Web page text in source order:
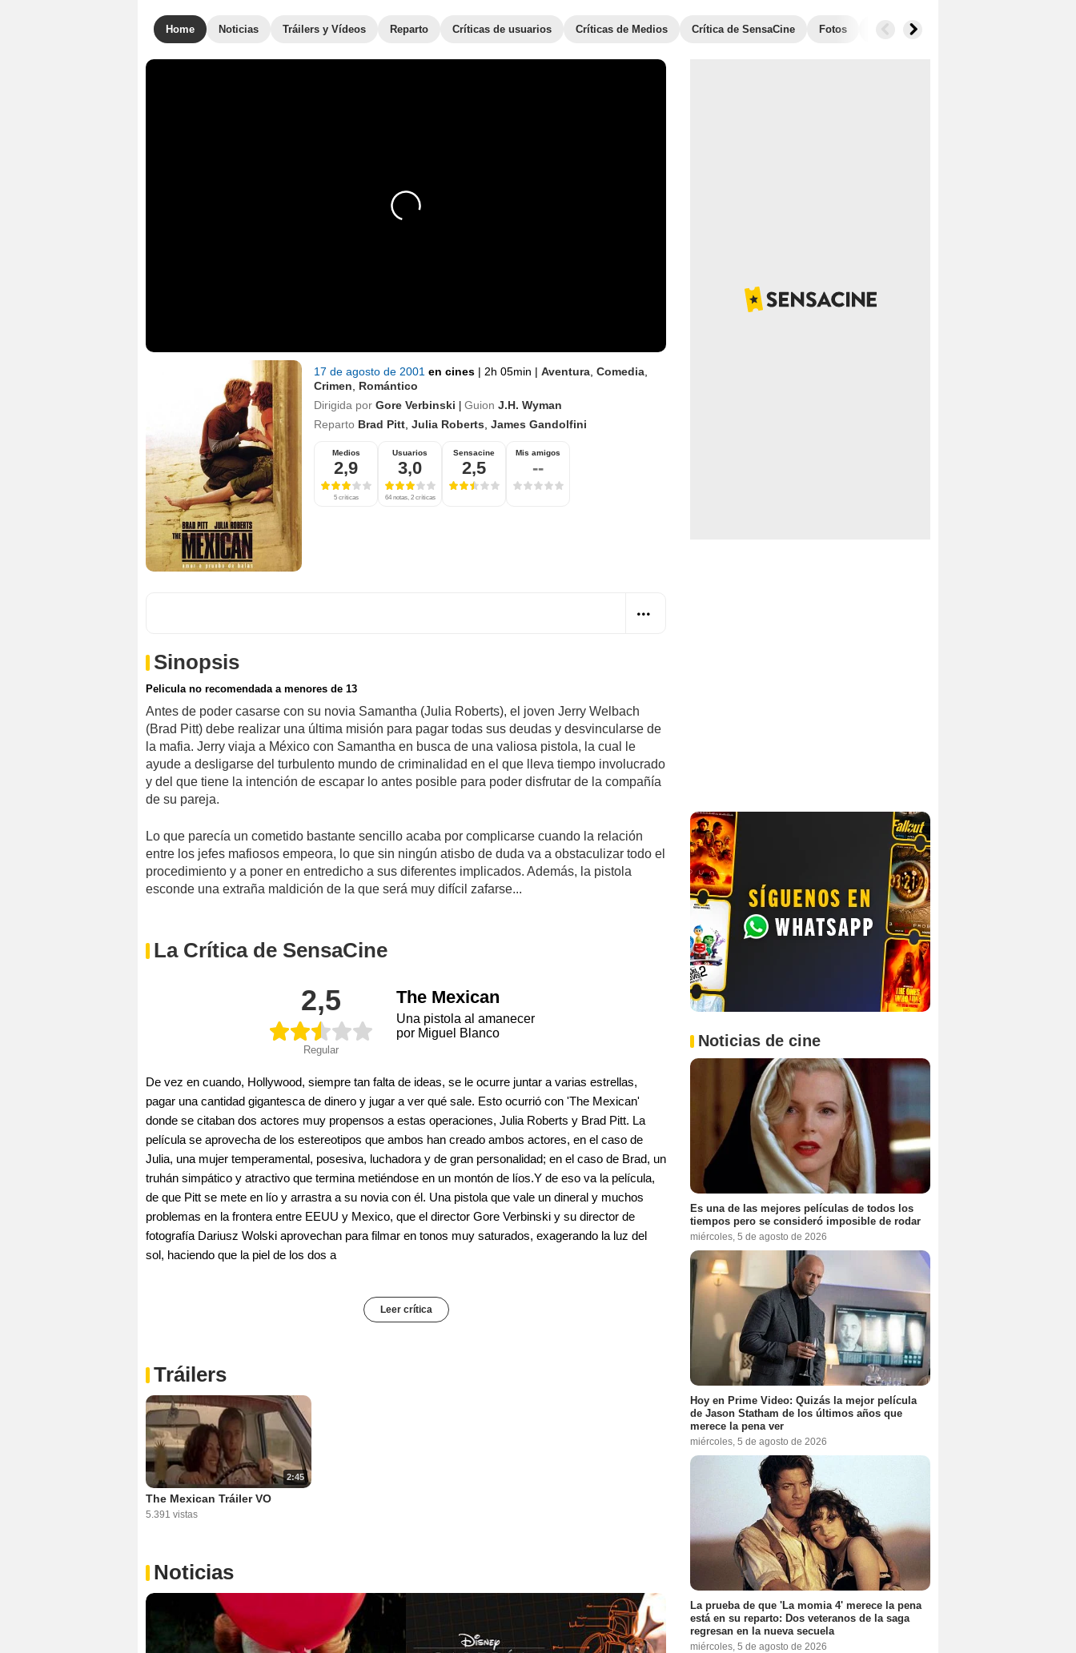
Home Noticias Tráilers y Vídeos Reparto Críticas de usuarios Críticas de Medios Crítica de SensaCine Fotos Taquilla
17 de agosto de 2001 en cines | 2h 05min | Aventura Comedia
Crimen
Romántico
Dirigida por Gore Verbinski | Guion J.H. Wyman
Reparto Brad Pitt Julia Roberts James Gandolfini
Medios
2,9
5 críticas
Usuarios
3,0
64 notas, 2 críticas
Sensacine
2,5
Mis amigos
--
Sinopsis
Pelicula no recomendada a menores de 13
Antes de poder casarse con su novia Samantha (Julia Roberts), el joven Jerry Welbach
(Brad Pitt) debe realizar una última misión para pagar todas sus deudas y desvincularse de
la mafia. Jerry viaja a México con Samantha en busca de una valiosa pistola, la cual le
ayude a desligarse del turbulento mundo de criminalidad en el que lleva tiempo involucrado
y del que tiene la intención de escapar lo antes posible para poder disfrutar de la compañía
de su pareja.
Lo que parecía un cometido bastante sencillo acaba por complicarse cuando la relación
entre los jefes mafiosos empeora, lo que sin ningún atisbo de duda va a obstaculizar todo el
procedimiento y a poner en entredicho a sus diferentes implicados. Además, la pistola
esconde una extraña maldición de la que será muy difícil zafarse...
La Crítica de SensaCine
2,5
Regular
The Mexican
Una pistola al amanecer
por Miguel Blanco
De vez en cuando, Hollywood, siempre tan falta de ideas, se le ocurre juntar a varias estrellas,
pagar una cantidad gigantesca de dinero y jugar a ver qué sale. Esto ocurrió con 'The Mexican'
donde se citaban dos actores muy propensos a estas operaciones, Julia Roberts y Brad Pitt. La
película se aprovecha de los estereotipos que ambos han creado ambos actores, en el caso de
Julia, una mujer temperamental, posesiva, luchadora y de gran personalidad; en el caso de Brad, un
truhán simpático y atractivo que termina metiéndose en un montón de líos.Y de eso va la película,
de que Pitt se mete en lío y arrastra a su novia con él. Una pistola que vale un dineral y muchos
problemas en la frontera entre EEUU y Mexico, que el director Gore Verbinski y su director de
fotografía Dariusz Wolski aprovechan para filmar en tonos muy saturados, exagerando la luz del
sol, haciendo que la piel de los dos a
Leer crítica
Tráilers
2:45
The Mexican Tráiler VO
5.391 vistas
Noticias
Noticias de cine
Es una de las mejores películas de todos los
tiempos pero se consideró imposible de rodar
miércoles, 5 de agosto de 2026
Hoy en Prime Video: Quizás la mejor película
de Jason Statham de los últimos años que
merece la pena ver
miércoles, 5 de agosto de 2026
La prueba de que 'La momia 4' merece la pena
está en su reparto: Dos veteranos de la saga
regresan en la nueva secuela
miércoles, 5 de agosto de 2026